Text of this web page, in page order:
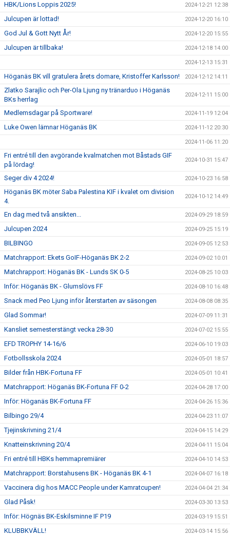
HBK/Lions Loppis 2025! 2024-12-21 12:38
Julcupen är lottad! 2024-12-20 16:10
God Jul & Gott Nytt År! 2024-12-20 15:55
Julcupen är tillbaka! 2024-12-18 14:00
2024-12-13 15:31
Höganäs BK vill gratulera årets domare, Kristoffer Karlsson! 2024-12-12 14:11
Zlatko Sarajlic och Per-Ola Ljung ny tränarduo i Höganäs
BKs herrlag
2024-12-11 15:00
Medlemsdagar på Sportware! 2024-11-19 12:04
Luke Owen lämnar Höganäs BK 2024-11-12 20:30
2024-11-06 11:20
Fri entré till den avgörande kvalmatchen mot Båstads GIF
på lördag!
2024-10-31 15:47
Seger div 4 2024! 2024-10-23 16:58
Höganäs BK möter Saba Palestina KIF i kvalet om division
4.
2024-10-12 14:49
En dag med två ansikten... 2024-09-29 18:59
Julcupen 2024 2024-09-25 15:19
BILBINGO 2024-09-05 12:53
Matchrapport: Ekets GoIF-Höganäs BK 2-2 2024-09-02 10:01
Matchrapport: Höganäs BK - Lunds SK 0-5 2024-08-25 10:03
Inför: Höganäs BK - Glumslövs FF 2024-08-10 16:48
Snack med Peo Ljung inför återstarten av säsongen 2024-08-08 08:35
Glad Sommar! 2024-07-09 11:31
Kansliet semesterstängt vecka 28-30 2024-07-02 15:55
EFD TROPHY 14-16/6 2024-06-10 19:03
Fotbollsskola 2024 2024-05-01 18:57
Bilder från HBK-Fortuna FF 2024-05-01 10:41
Matchrapport: Höganäs BK-Fortuna FF 0-2 2024-04-28 17:00
Inför: Höganäs BK-Fortuna FF 2024-04-26 15:36
Bilbingo 29/4 2024-04-23 11:07
Tjejinskrivning 21/4 2024-04-15 14:29
Knatteinskrivning 20/4 2024-04-11 15:04
Fri entré till HBKs hemmapremiärer 2024-04-10 14:53
Matchrapport: Borstahusens BK - Höganäs BK 4-1 2024-04-07 16:18
Vaccinera dig hos MACC People under Kamratcupen! 2024-04-04 21:34
Glad Påsk! 2024-03-30 13:53
Inför: Högnäs BK-Eskilsminne IF P19 2024-03-19 15:51
KLUBBKVÄLL! 2024-03-14 15:56